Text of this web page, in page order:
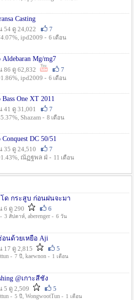
Casting
54 ดู 24,022
7
ipd2009 - 6 เดือน
Aldebaran Mg/mg7
86 ดู 62,832
7
ipd2009 - 6 เดือน
Bass One XT 2011
41 ดู 31,001
7
Shazam - 8 เดือน
Conquest DC 50/51
35 ดู 24,510
7
ณัฏฐพล ฝ่ - 11 เดือน
ด กระสูบ ก่อนฝนจะมา
6 ดู 290
6
3 สัปดาห์, aberenger - 6 วัน
นด้วยเหยื่อ Aji
17 ดู 2,815
5
- 7 ปี , kaewnon - 1 เดือน
@เกาะสีชัง
5 ดู 2,509
5
- 5 ปี , WongwootTun - 1 เดือน